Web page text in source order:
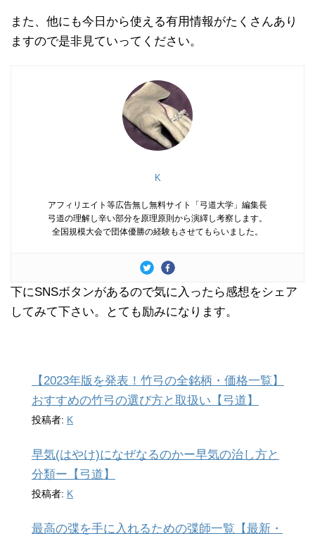
また、他にも今日から使える有用情報がたくさんあり
ますので是非見ていってください。
K
アフィリエイト等広告無し無料サイト「弓道大学」編集長
弓道の理解し辛い部分を原理原則から演繹し考察します。
全国規模大会で団体優勝の経験もさせてもらいました。
下にSNSボタンがあるので気に入ったら感想をシェア
してみて下さい。とても励みになります。
【2023年版を発表！竹弓の全銘柄・価格一覧】
おすすめの竹弓の選び方と取扱い【弓道】
投稿者: K
早気(はやけ)になぜなるのかー早気の治し方と
分類ー【弓道】
投稿者: K
最高の弽を手に入れるための弽師一覧【最新・